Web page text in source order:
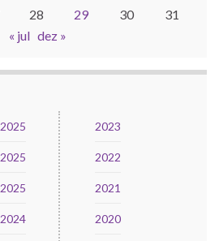
28 29 30
31
« jul dez »
2025
2025
2025
2024
2023
2022
2021
2020